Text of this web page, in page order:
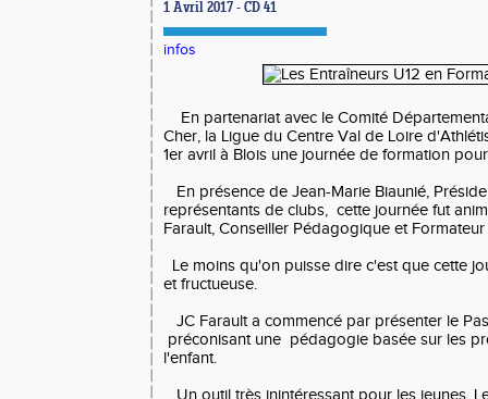
1 Avril 2017 - CD 41
infos
En partenariat avec le Comité
Cher, la Ligue du Centre Val de Loire
1er avril à Blois une journée de formation
En présence de Jean-Marie Biaunié,
représentants de clubs, cette journée fut
Farault, Conseiller Pédagogique et
Le moins qu'on puisse dire c'est que cette
et fructueuse.
JC Farault a commencé par présenter le
préconisant une pédagogie basée sur les
l'enfant.
Un outil très inintéressant pour les jeunes.